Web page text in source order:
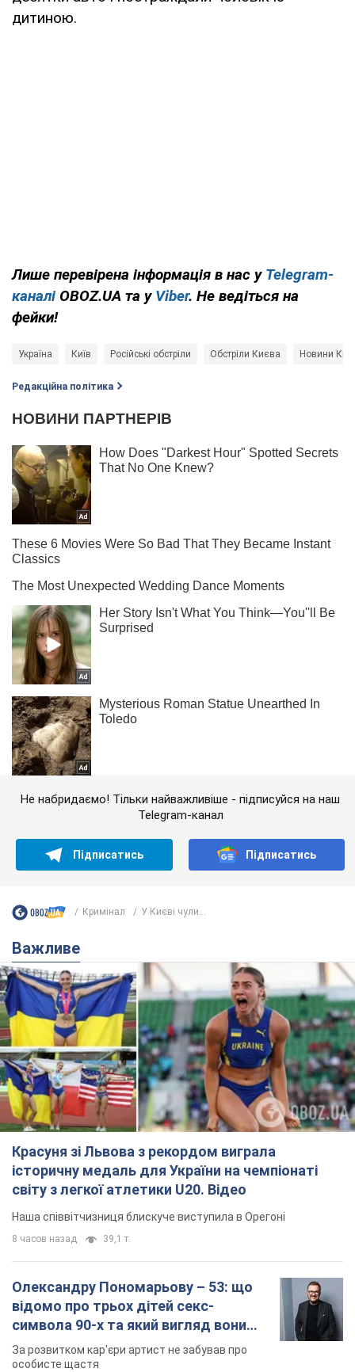
дитиною.
Лише перевірена інформація в нас у Telegram-
каналі OBOZ.UA та у Viber. Не ведіться на
фейки!
Україна Київ Російські обстріли Обстріли Києва Новини
Редакційна політика
Не набридаємо! Тільки найважливіше - підписуйся на наш
Telegram-канал
Підписатись Підписатись
Кримінал У Києві чули...
Важливе
Красуня зі Львова з рекордом виграла
історичну медаль для України на чемпіонаті
світу з легкої атлетики U20. Відео
Наша співвітчизниця блискуче виступила в Орегоні
8 часов назад 39,1 т.
Олександру Пономарьову – 53: що
відомо про трьох дітей секс-
символа 90-х та який вигляд вони
мають
За розвитком кар'єри артист не забував про
особисте щастя